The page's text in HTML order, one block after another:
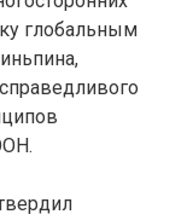
глобальным